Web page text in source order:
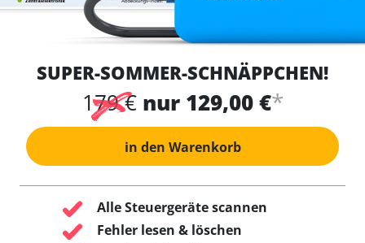
SUPER-SOMMER-SCHNÄPPCHEN!
179 € nur 129,00 €*
in den Warenkorb
Alle Steuergeräte scannen
Fehler lesen & löschen